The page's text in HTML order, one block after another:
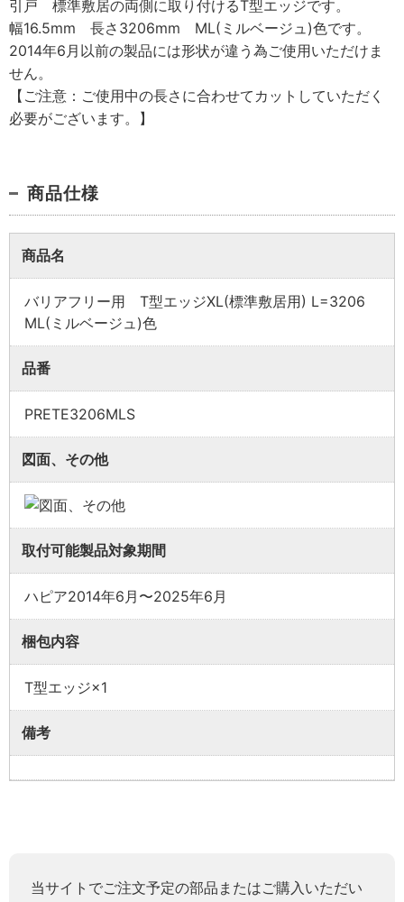
引戸 標準敷居の両側に取り付けるT型エッジです。
幅16.5mm 長さ3206mm ML(ミルベージュ)色です。
2014年6月以前の製品には形状が違う為ご使用いただけま
せん。
【ご注意：ご使用中の長さに合わせてカットしていただく
必要がございます。】
商品仕様
商品名
バリアフリー用 T型エッジXL(標準敷居用) L=3206
ML(ミルベージュ)色
品番
PRETE3206MLS
図面、その他
取付可能製品対象期間
ハピア2014年6月〜2025年6月
梱包内容
T型エッジ×1
備考
当サイトでご注文予定の部品またはご購入いただい
業者様向け商品とは
ない商品です。
ない商品をご購入ください。